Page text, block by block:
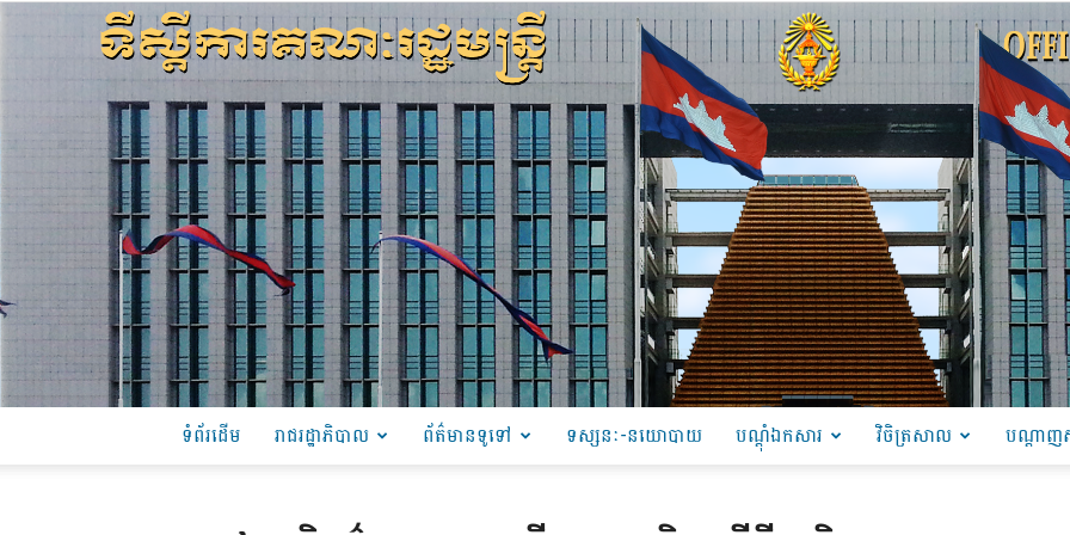
ទំព័រដើម រាជរដ្ឋាភិបាល ព័ត៌មានទូទៅ ទស្សនៈ-នយោបាយ បណ្ដុំឯកសារ វិចិត្រសាល បណ្តាញ